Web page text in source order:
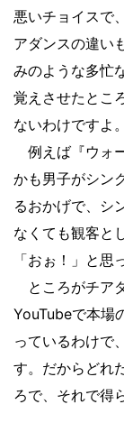
悪いチョイスで
アダンスの違い
みのような多忙
覚えさせたとこ
ないわけですよ。
例えば『ウォ
かも男子がシン
るおかげで、シ
なくても観客と
「おぉ！」と思
ところがチア
YouTubeで本場
っているわけで
す。だからどれ
ろで、それで得